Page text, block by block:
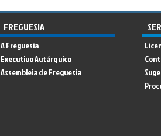
FREGUESIA
A Freguesia
Executivo Autárquico
Assembleia de Freguesia